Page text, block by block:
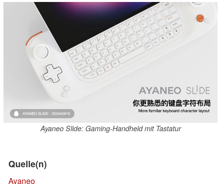
Ayaneo Slide: Gaming-Handheld mit Tastatur
Quelle(n)
Ayaneo